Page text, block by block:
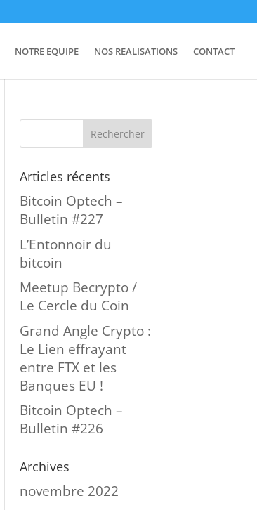
NOTRE EQUIPE NOS REALISATIONS CONTACT
Articles récents
Bitcoin Optech –
Bulletin #227
L’Entonnoir du
bitcoin
Meetup Becrypto /
Le Cercle du Coin
Grand Angle Crypto :
Le Lien effrayant
entre FTX et les
Banques EU !
Bitcoin Optech –
Bulletin #226
Archives
novembre 2022